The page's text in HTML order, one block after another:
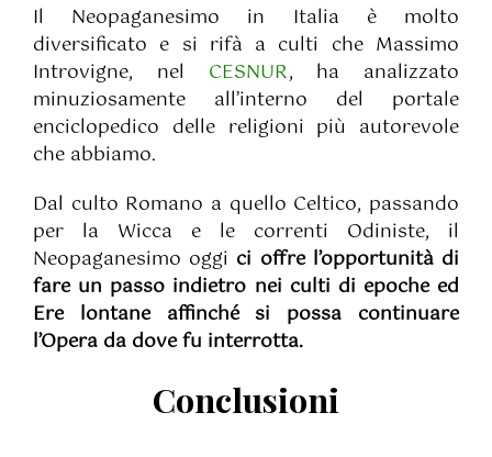
Il Neopaganesimo in Italia è molto
diversificato e si rifà a culti che Massimo
Introvigne, nel CESNUR, ha analizzato
minuziosamente all’interno del portale
enciclopedico delle religioni più autorevole
che abbiamo.
Dal culto Romano a quello Celtico, passando
per la Wicca e le correnti Odiniste, il
Neopaganesimo oggi ci offre l’opportunità di
fare un passo indietro nei culti di epoche ed
Ere lontane affinché si possa continuare
l’Opera da dove fu interrotta.
Conclusioni